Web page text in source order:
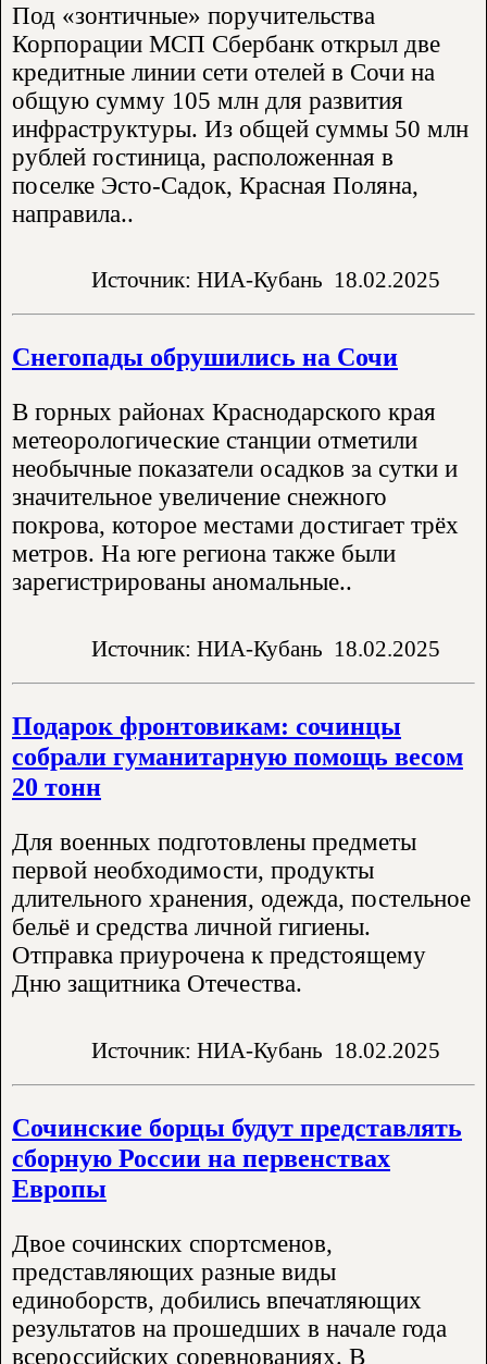
Под «зонтичные» поручительства
Корпорации МСП Сбербанк открыл две
кредитные линии сети отелей в Сочи на
общую сумму 105 млн для развития
инфраструктуры. Из общей суммы 50 млн
рублей гостиница, расположенная в
поселке Эсто-Садок, Красная Поляна,
направила..
Источник: НИА-Кубань 18.02.2025
Снегопады обрушились на Сочи
В горных районах Краснодарского края
метеорологические станции отметили
необычные показатели осадков за сутки и
значительное увеличение снежного
покрова, которое местами достигает трёх
метров. На юге региона также были
зарегистрированы аномальные..
Источник: НИА-Кубань 18.02.2025
Подарок фронтовикам: сочинцы
собрали гуманитарную помощь весом
20 тонн
Для военных подготовлены предметы
первой необходимости, продукты
длительного хранения, одежда, постельное
бельё и средства личной гигиены.
Отправка приурочена к предстоящему
Дню защитника Отечества.
Источник: НИА-Кубань 18.02.2025
Сочинские борцы будут представлять
сборную России на первенствах
Европы
Двое сочинских спортсменов,
представляющих разные виды
единоборств, добились впечатляющих
результатов на прошедших в начале года
всероссийских соревнованиях. В